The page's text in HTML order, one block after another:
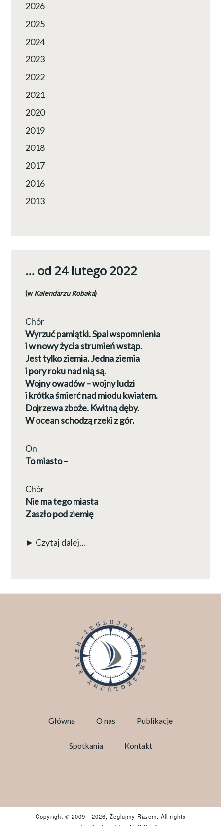
2026
2025
2024
2023
2022
2021
2020
2019
2018
2017
2016
2013
… od 24 lutego 2022
(wKalendarzu Robaka)
Chór
Wyrzuć pamiątki. Spal wspomnienia
i w nowy życia strumień wstąp.
Jest tylko ziemia. Jedna ziemia
i pory roku nad nią są.
Wojny owadów – wojny ludzi
i krótka śmierć nad miodu kwiatem.
Dojrzewa zboże. Kwitną dęby.
W ocean schodzą rzeki z gór.
On
To miasto –
Chór
Nie ma tego miasta
Zaszło pod ziemię
► Czytaj dalej…
Główna O nas Publikacje
Spotkania Kontakt
Copyright © 2009 - 2026, Żeglujmy Razem. All rights